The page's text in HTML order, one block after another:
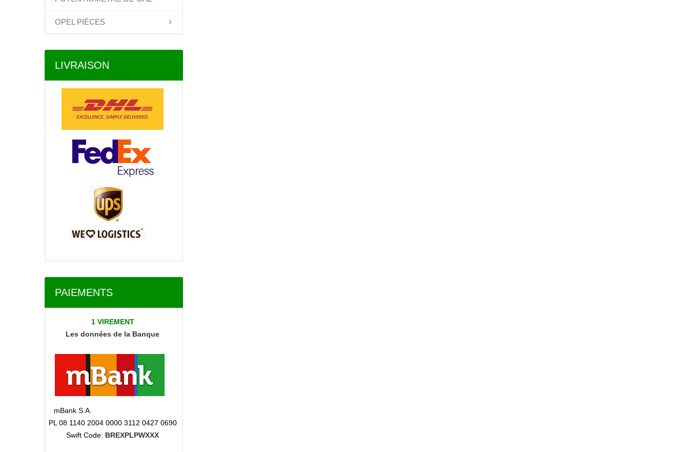
OPEL PIÈCES
LIVRAISON
PAIEMENTS
1 VIREMENT
Les données de la Banque
mBank S.A.
PL 08 1140 2004 0000 3112 0427 0690
Swift Code: BREXPLPWXXX